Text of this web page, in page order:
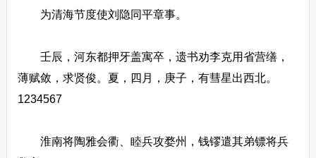
为清海节度使刘隐同平章事。
壬辰，河东都押牙盖寓卒，遗书劝李克用省营缮，
薄赋敛，求贤俊。夏，四月，庚子，有彗星出西北。
1234567
淮南将陶雅会衢、睦兵攻婺州，钱镠遣其弟镖将兵